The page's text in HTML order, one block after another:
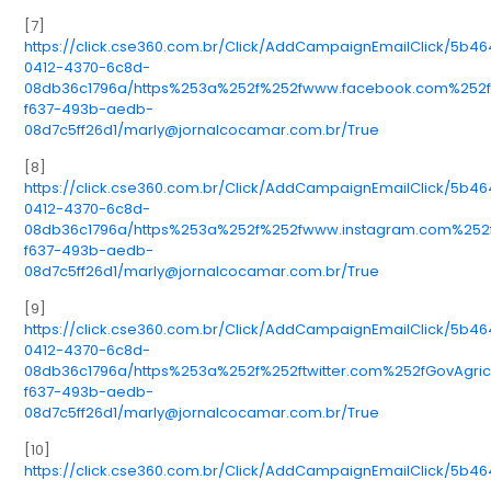
[7]
https://click.cse360.com.br/Click/AddCampaignEmailClick/
0412-4370-6c8d-
08db36c1796a/
f637-493b-aedb-
08d7c5ff26d1/marly@jornalcocamar.com.br/True
[8]
https://click.cse360.com.br/Click/AddCampaignEmailClick/
0412-4370-6c8d-
08db36c1796a/
f637-493b-aedb-
08d7c5ff26d1/marly@jornalcocamar.com.br/True
[9]
https://click.cse360.com.br/Click/AddCampaignEmailClick/
0412-4370-6c8d-
08db36c1796a/
f637-493b-aedb-
08d7c5ff26d1/marly@jornalcocamar.com.br/True
[10]
https://click.cse360.com.br/Click/AddCampaignEmailClick/